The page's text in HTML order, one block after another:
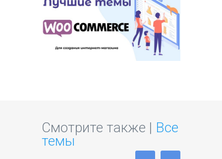
Смотрите также | Все
темы